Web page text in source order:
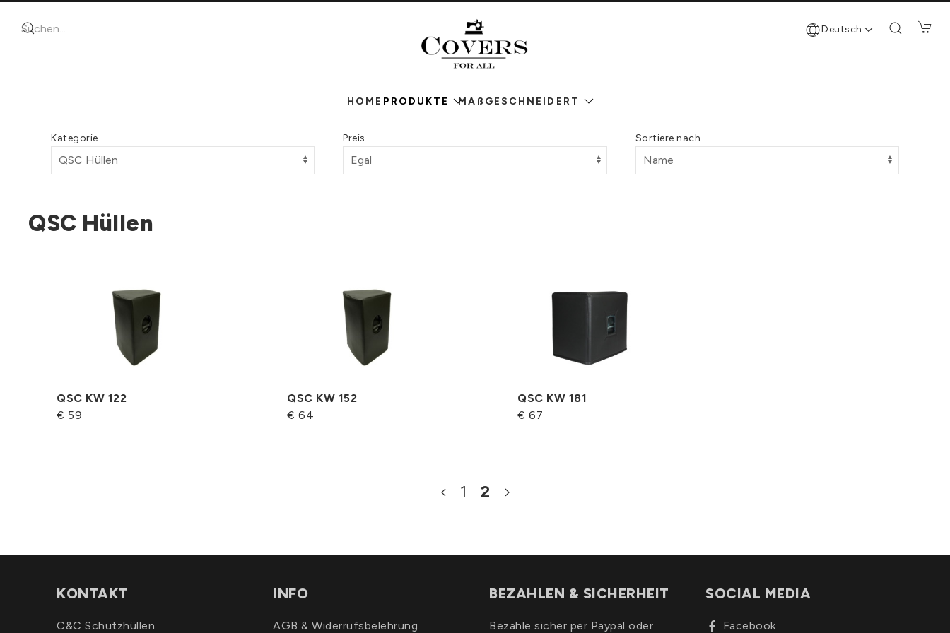
Deutsch
HOME PRODUKTE MAßGESCHNEIDERT
Kategorie Preis Sortiere nach
QSC Hüllen
QSC KW 122
€ 59
QSC KW 152
€ 64
QSC KW 181
€ 67
1 2
KONTAKT
C&C Schutzhüllen
INFO
AGB & Widerrufsbelehrung
BEZAHLEN & SICHERHEIT
Bezahle sicher per Paypal oder
SOCIAL MEDIA
Facebook